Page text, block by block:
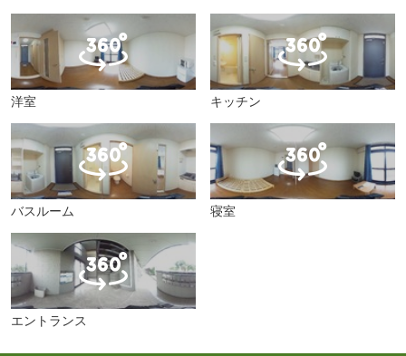
洋室 キッチン
バスルーム 寝室
エントランス